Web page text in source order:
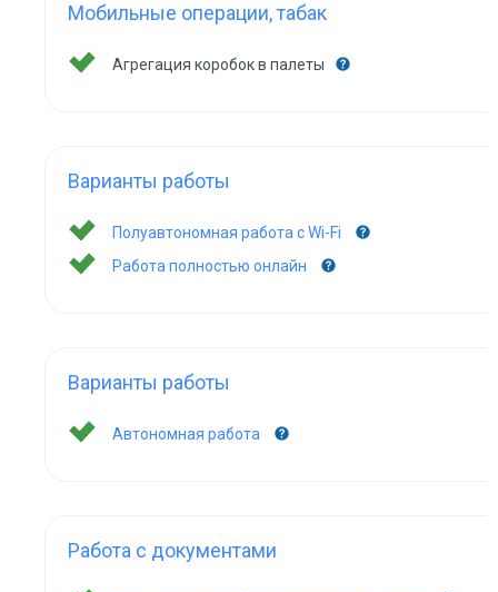
Мобильные операции, табак
Агрегация коробок в палеты
Варианты работы
Полуавтономная работа с Wi-Fi
Работа полностью онлайн
Варианты работы
Автономная работа
Работа с документами